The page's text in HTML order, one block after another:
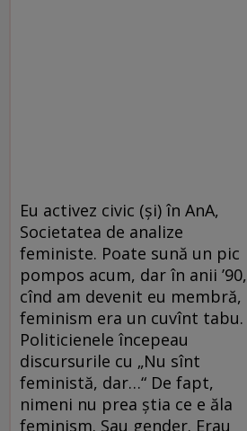
Eu activez civic (și) în AnA,
Societatea de analize
feministe. Poate sună un pic
pompos acum, dar în anii ’90,
cînd am devenit eu membră,
feminism era un cuvînt tabu.
Politicienele începeau
discursurile cu „Nu sînt
feministă, dar…“ De fapt,
nimeni nu prea știa ce e ăla
feminism. Sau gender. Erau